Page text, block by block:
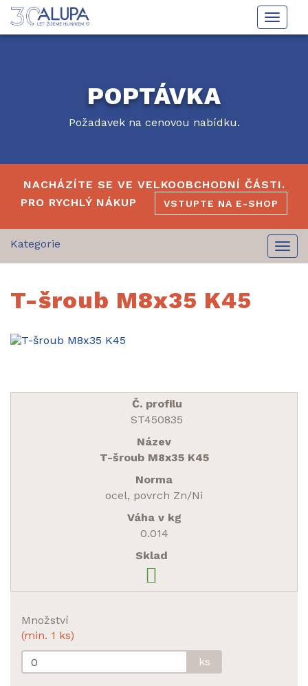
Toggle
POPTÁVKA
Požadavek na cenovou nabídku.
NACHÁZÍTE SE VE VELKOOBCHODNÍ ČÁSTI.
PRO RYCHLÝ NÁKUP
VSTUPTE NA E-SHOP
T-šroub M8x35 K45
ST450835
T-šroub M8x35 K45
ocel, povrch Zn/Ni
0.014
Množství
(min. 1 ks)
ks